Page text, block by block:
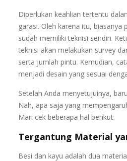
Diperlukan keahlian tertentu
garasi. Oleh karena itu, biasanya
sudah memiliki teknisi sendiri.
teknisi akan melakukan survey
serta jumlah pintu. Kemudian,
menjadi desain yang sesuai
Setelah Anda menyetujuinya,
Nah, apa saja yang
Mari cek beberapa hal berikut:
Tergantung Material
Besi dan kayu adalah dua